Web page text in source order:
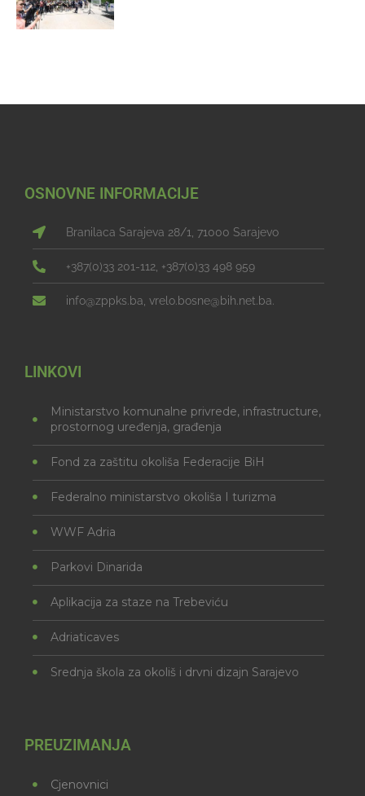
OSNOVNE INFORMACIJE
Branilaca Sarajeva 28/1, 71000 Sarajevo
+387(0)33 201-112, +387(0)33 498 959
info@zppks.ba, vrelo.bosne@bih.net.ba.
LINKOVI
Ministarstvo komunalne privrede, infrastructure,
prostornog uređenja, građenja
Fond za zaštitu okoliša Federacije BiH
Federalno ministarstvo okoliša I turizma
WWF Adria
Parkovi Dinarida
Aplikacija za staze na Trebeviću
Adriaticaves
Srednja škola za okoliš i drvni dizajn Sarajevo
PREUZIMANJA
Cjenovnici